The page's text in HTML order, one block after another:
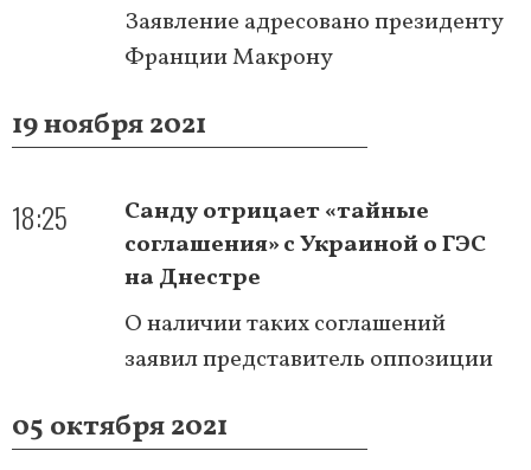
Заявление адресовано президенту
Франции Макрону
19 ноября 2021
18:25
Санду отрицает «тайные
соглашения» с Украиной о ГЭС
на Днестре
О наличии таких соглашений
заявил представитель оппозиции
05 октября 2021